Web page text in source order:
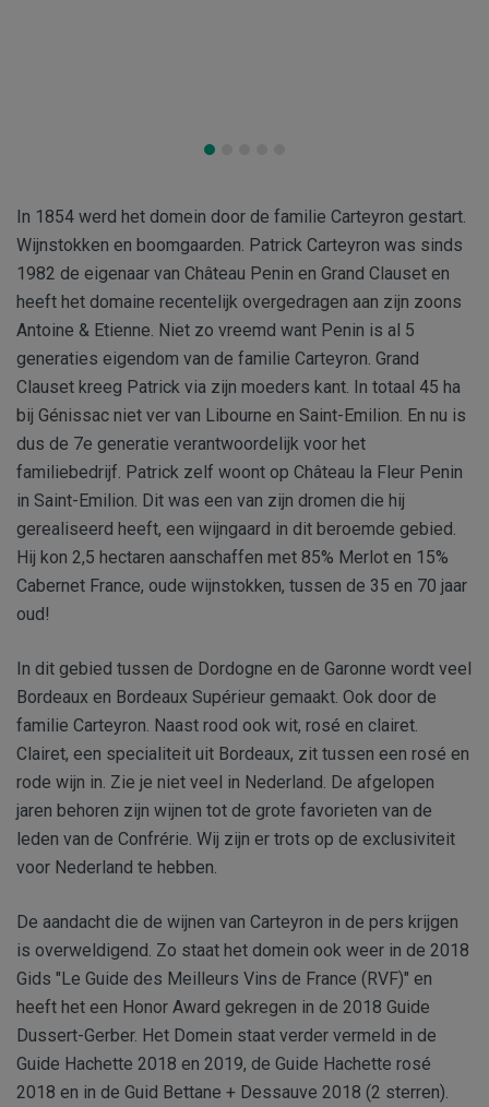
In 1854 werd het domein door de familie Carteyron gestart.
Wijnstokken en boomgaarden. Patrick Carteyron was sinds
1982 de eigenaar van Château Penin en Grand Clauset en
heeft het domaine recentelijk overgedragen aan zijn zoons
Antoine & Etienne. Niet zo vreemd want Penin is al 5
generaties eigendom van de familie Carteyron. Grand
Clauset kreeg Patrick via zijn moeders kant. In totaal 45 ha
bij Génissac niet ver van Libourne en Saint-Emilion. En nu is
dus de 7e generatie verantwoordelijk voor het
familiebedrijf. Patrick zelf woont op Château la Fleur Penin
in Saint-Emilion. Dit was een van zijn dromen die hij
gerealiseerd heeft, een wijngaard in dit beroemde gebied.
Hij kon 2,5 hectaren aanschaffen met 85% Merlot en 15%
Cabernet France, oude wijnstokken, tussen de 35 en 70 jaar
oud!
In dit gebied tussen de Dordogne en de Garonne wordt veel
Bordeaux en Bordeaux Supérieur gemaakt. Ook door de
familie Carteyron. Naast rood ook wit, rosé en clairet.
Clairet, een specialiteit uit Bordeaux, zit tussen een rosé en
rode wijn in. Zie je niet veel in Nederland. De afgelopen
jaren behoren zijn wijnen tot de grote favorieten van de
leden van de Confrérie. Wij zijn er trots op de exclusiviteit
voor Nederland te hebben.
De aandacht die de wijnen van Carteyron in de pers krijgen
is overweldigend. Zo staat het domein ook weer in de 2018
Gids "Le Guide des Meilleurs Vins de France (RVF)" en
heeft het een Honor Award gekregen in de 2018 Guide
Dussert-Gerber. Het Domein staat verder vermeld in de
Guide Hachette 2018 en 2019, de Guide Hachette rosé
2018 en in de Guid Bettane + Dessauve 2018 (2 sterren).